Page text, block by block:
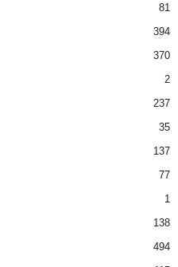
81
394
370
2
237
35
137
77
1
138
494